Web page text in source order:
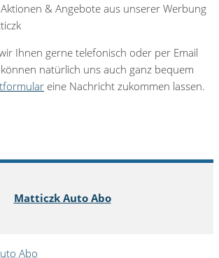
& Angebote aus unserer Werbung
Ihnen gerne telefonisch oder per Email
natürlich uns auch ganz bequem
eine Nachricht zukommen lassen.
Matticzk Auto Abo